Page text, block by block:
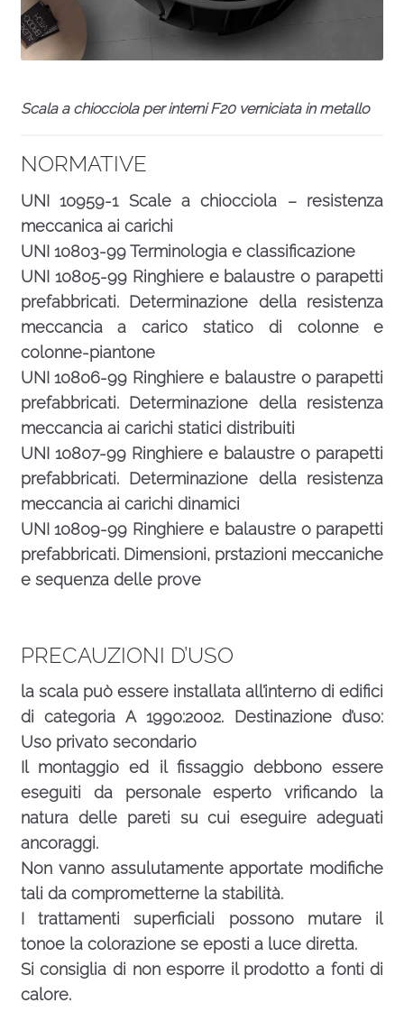
Scala a chiocciola per interni F20 verniciata in metallo
NORMATIVE
UNI 10959-1Scale a chiocciola – resistenza
meccanica ai carichi
UNI 10803-99Terminologia e classificazione
UNI 10805-99Ringhiere e balaustre o parapetti
prefabbricati. Determinazione della resistenza
meccancia a carico statico di colonne e
colonne-piantone
UNI 10806-99 Ringhiere e balaustre o parapetti
prefabbricati. Determinazione della resistenza
meccancia ai carichi statici distribuiti
UNI 10807-99Ringhiere e balaustre o parapetti
prefabbricati. Determinazione della resistenza
meccancia ai carichi dinamici
UNI 10809-99 Ringhiere e balaustre o parapetti
prefabbricati. Dimensioni, prstazioni meccaniche
e sequenza delle prove
PRECAUZIONI D’USO
la scala può essere installata all’interno di edifici
di categoria A 1990:2002. Destinazione d’uso:
Uso privato secondario
Il montaggio ed il fissaggio debbono essere
eseguiti da personale esperto vrificando la
natura delle pareti su cui eseguire adeguati
ancoraggi.
Non vanno assulutamente apportate modifiche
tali da comprometterne la stabilità.
I trattamenti superficiali possono mutare il
tonoe la colorazione se eposti a luce diretta.
Si consiglia di non esporre il prodotto a fonti di
calore.